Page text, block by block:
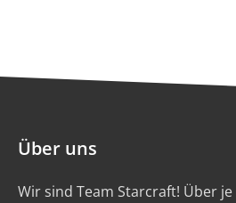
Über uns
Wir sind Team Starcraft! Über